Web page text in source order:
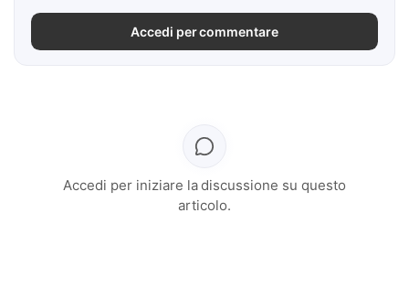
Accedi per commentare
Accedi per iniziare la discussione su questo
articolo.